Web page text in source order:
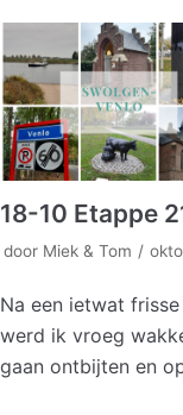
18-10 Etappe
door Miek & Tom
Na een ietwat
werd ik vroeg
gaan ontbijten en